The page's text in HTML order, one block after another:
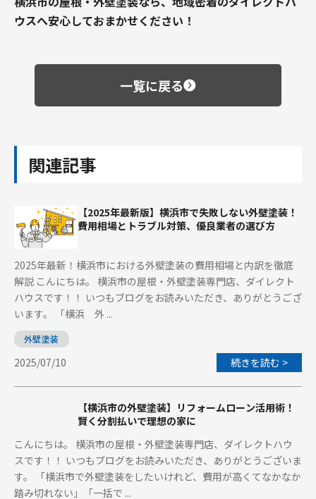
ウスへ安心しておまかせください！
一覧に戻る
関連記事
【2025年最新版】横浜市で失敗しない外壁塗装！
費用相場とトラブル対策、優良業者の選び方
2025年最新！横浜市における外壁塗装の費用相場と内訳を徹底
解説 こんにちは。 横浜市の屋根・外壁塗装専門店、ダイレクト
ハウスです！！ いつもブログをお読みいただき、ありがとうござ
います。 「横浜 外 ...
外壁塗装
2025/07/10 続きを読む >
【横浜市の外壁塗装】リフォームローン活用術！
賢く分割払いで理想の家に
こんにちは。 横浜市の屋根・外壁塗装専門店、ダイレクトハウ
スです！！ いつもブログをお読みいただき、ありがとうございま
す。 「横浜市で外壁塗装をしたいけれど、費用が高くてなかなか
踏み切れない」「一括で ...